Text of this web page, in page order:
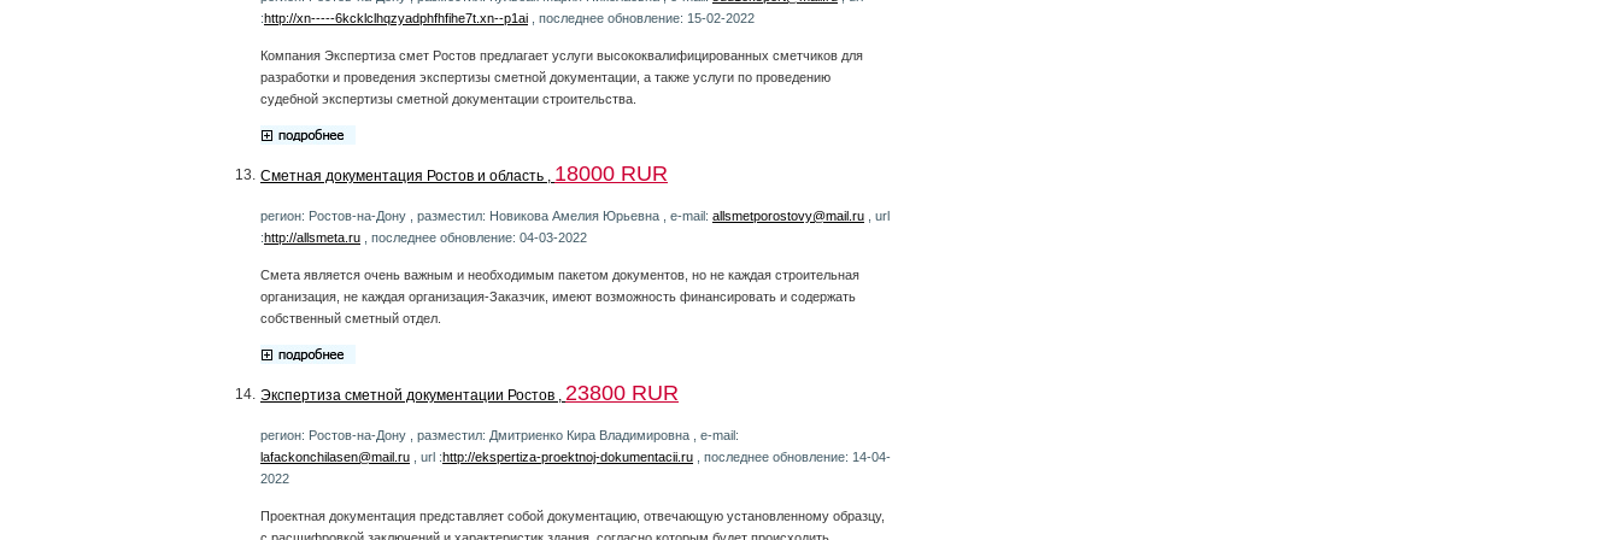
:http://xn-----6kcklclhqzyadphfhfihe7t.xn--p1ai , последнее обновление: 15-02-2022
Компания Экспертиза смет Ростов предлагает услуги высококвалифицированных сметчиков для
разработки и проведения экспертизы сметной документации, а также услуги по проведению
судебной экспертизы сметной документации строительства.
13. Сметная документация Ростов и область , 18000 RUR
регион: Ростов-на-Дону , разместил: Новикова Амелия Юрьевна , e-mail: allsmetporostovy@mail.ru , url
:http://allsmeta.ru , последнее обновление: 04-03-2022
Смета является очень важным и необходимым пакетом документов, но не каждая строительная
организация, не каждая организация-Заказчик, имеют возможность финансировать и содержать
собственный сметный отдел.
14. Экспертиза сметной документации Ростов , 23800 RUR
регион: Ростов-на-Дону , разместил: Дмитриенко Кира Владимировна , e-mail:
lafackonchilasen@mail.ru , url :http://ekspertiza-proektnoj-dokumentacii.ru , последнее обновление: 14-04-
2022
Проектная документация представляет собой документацию, отвечающую установленному образцу,